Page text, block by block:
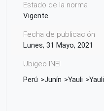
Estado de la norma
Vigente
Fecha de publicación
Lunes, 31 Mayo, 2021
Ubigeo INEI
Perú
Junín Yauli Yauli